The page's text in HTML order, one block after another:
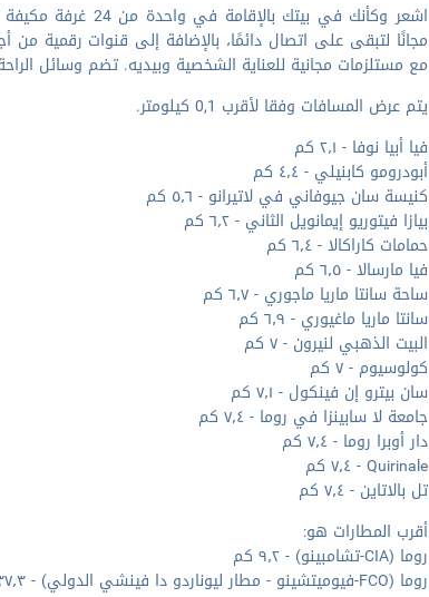
اشعر وكأنك في
مجانًا لتبقى على اتصال دائمًا، بالإضافة إلى قنوات
مع مستلزمات مجانية للعناية الشخصية وبيديه. تضم وسائل
يتم عرض المسافات وفقا لأقرب 0,1 كيلومتر.
فيا أبيا نوفا - ٢٫١ كم
أبودرومو كابنيلي - ٤٫٤ كم
كنيسة سان جيوفاني في لاتيرانو - ٥٫٦ كم
بيازا فيتوريو إيمانويل الثاني - ٦٫٢ كم
حمامات كاراكالا - ٦٫٤ كم
فيا مارسالا - ٦٫٥ كم
ساحة سانتا ماريا ماجوري - ٦٫٧ كم
سانتا ماريا ماغيوري - ٦٫٩ كم
البيت الذهبي لنيرون - ٧ كم
كولوسيوم - ٧ كم
سان بيترو إن فينكول - ٧٫١ كم
جامعة لا سابينزا في روما - ٧٫٤ كم
دار أوبرا روما - ٧٫٤ كم
Quirinale - ٧٫٤ كم
تل بالاتاين - ٧٫٤ كم
أقرب المطارات هو:
روما (CIA-تشامبينو) - ٩٫٢ كم
روما (FCO-فيوميتشينو - مطار ليوناردو دا فينشي الدولي) - ٣٧٫٣ كم